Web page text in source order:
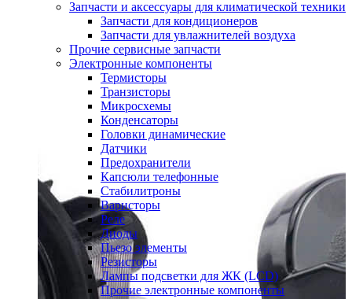
Запчасти и аксессуары для климатической техники
Запчасти для кондиционеров
Запчасти для увлажнителей воздуха
Прочие сервисные запчасти
Электронные компоненты
Термисторы
Транзисторы
Микросхемы
Конденсаторы
Головки динамические
Датчики
Предохранители
Капсюли телефонные
Стабилитроны
Варисторы
Реле
Диоды
Пьезо элементы
Резисторы
Лампы подсветки для ЖК (LCD)
Прочие электронные компоненты